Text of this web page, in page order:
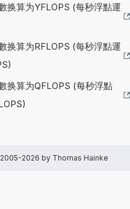
换算为YFLOPS (每秒浮點運
换算为RFLOPS (每秒浮點運
换算为QFLOPS (每秒浮點
2026 by Thomas Hainke